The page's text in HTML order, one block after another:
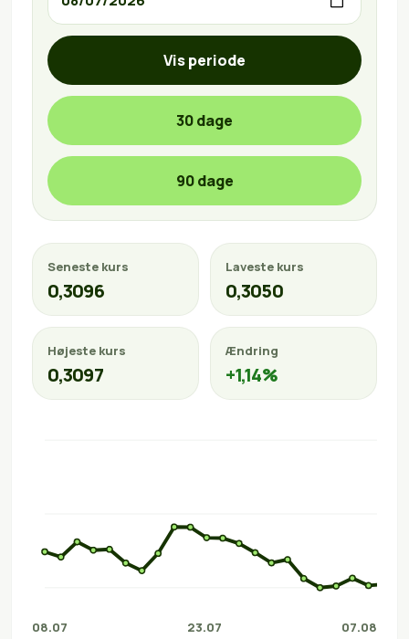
Vis periode
30 dage
90 dage
Seneste kurs
0,3096
Laveste kurs
0,3050
Højeste kurs
0,3097
Ændring
+1,14%
08.07 23.07 07.08